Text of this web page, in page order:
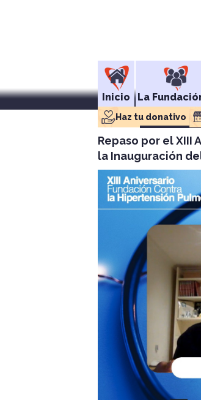
Inicio La
Haz tu donativo
Repaso por el XIII
la Inauguración